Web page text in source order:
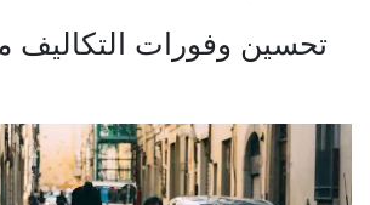
تحسين وفورات التكاليف